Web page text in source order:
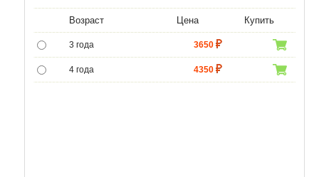
Возраст Цена Купить
3 года 3650
4 года 4350